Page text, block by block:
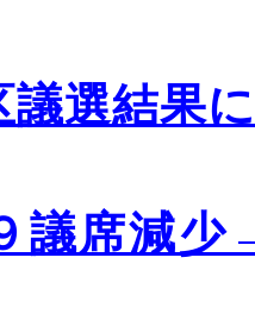
議選結果
議席減